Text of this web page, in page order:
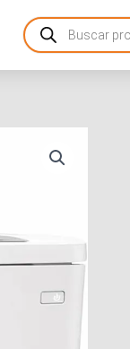
Products
search